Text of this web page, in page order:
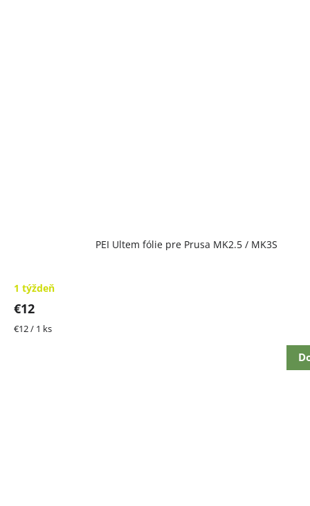
PEI Ultem fólie pre Prusa MK2.5 / MK3S
1 týždeň
€12
Jednotková
€12 / 1 ks